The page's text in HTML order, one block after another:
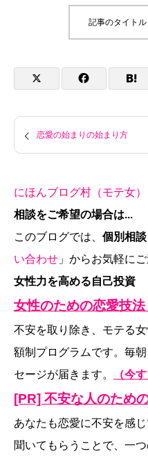
記事のタイト
恋愛の始まりの始まり方
にほんブログ村（モテ女）
相談をご希望の場合は...
このブログでは、 個別相談
い合わせ 」からお気軽に
女性力を高める自己投資
女性のための恋愛技
不安を取り除き、モテる
額制プログラムです。毎
セージが届きます。
（今
[PR] 不安な人のため
あなたも恋愛に不安を感
聞いてもらうことで、一